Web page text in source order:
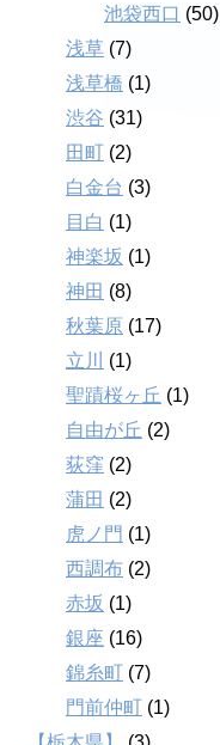
池袋西口 (50)
浅草 (7)
浅草橋 (1)
渋谷 (31)
田町 (2)
白金台 (3)
目白 (1)
神楽坂 (1)
神田 (8)
秋葉原 (17)
立川
(1)
聖蹟桜ヶ丘 (1)
自由が丘 (2)
荻窪 (2)
蒲田 (2)
虎ノ門 (1)
西調布 (2)
赤坂 (1)
銀座 (16)
錦糸町 (7)
門前仲町 (1)